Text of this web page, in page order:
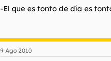
-El que es tonto de día es
9 Ago 2010